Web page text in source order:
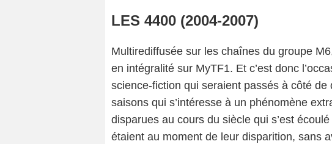
LES 4400 (2004-2007)
Multirediffusée sur les chaînes du groupe
en intégralité sur MyTF1. Et c’est donc
science-fiction qui seraient passés à côté
saisons qui s’intéresse à un phénomène
disparues au cours du siècle qui s’est
étaient au moment de leur disparition, sans